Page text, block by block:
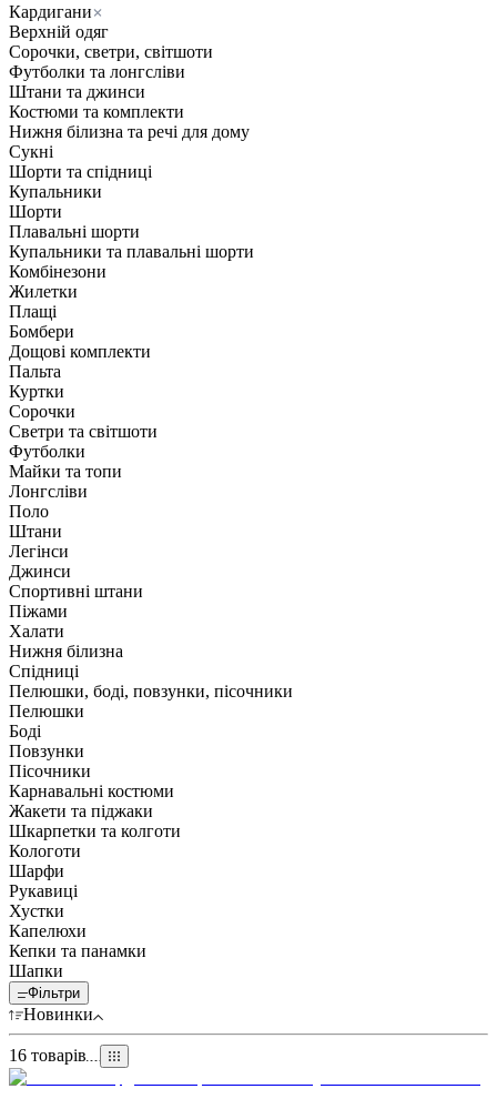
Кардигани
Верхній одяг
Сорочки, светри, світшоти
Футболки та лонгсліви
Штани та джинси
Костюми та комплекти
Нижня білизна та речі для дому
Сукні
Шорти та спідниці
Купальники
Шорти
Плавальні шорти
Купальники та плавальні шорти
Комбінезони
Жилетки
Плащі
Бомбери
Дощові комплекти
Пальта
Куртки
Сорочки
Светри та світшоти
Футболки
Майки та топи
Лонгсліви
Поло
Штани
Легінси
Джинси
Спортивні штани
Піжами
Халати
Нижня білизна
Спідниці
Пелюшки, боді, повзунки, пісочники
Пелюшки
Боді
Повзунки
Пісочники
Карнавальні костюми
Жакети та піджаки
Шкарпетки та колготи
Кологоти
Шарфи
Рукавиці
Хустки
Капелюхи
Кепки та панамки
Шапки
Фільтри
Новинки
16 товарів